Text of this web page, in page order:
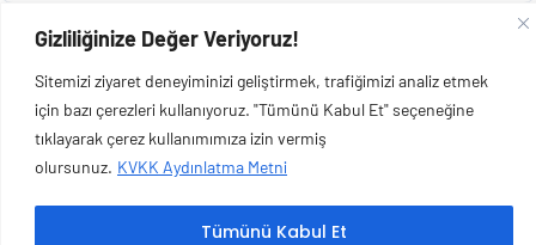
Gizliliğinize Değer Veriyoruz!
Sitemizi ziyaret deneyiminizi geliştirmek, trafiğimizi analiz etmek
için bazı çerezleri kullanıyoruz. "Tümünü Kabul Et" seçeneğine
tıklayarak çerez kullanımımıza izin vermiş
olursunuz. KVKK Aydınlatma Metni
Tümünü Kabul Et
$73,13+ KDV
Copyright © 2026 Esen Isıtma Soğutma İnşaat Ltd Şti | Tüm Hakları Saklıdır.